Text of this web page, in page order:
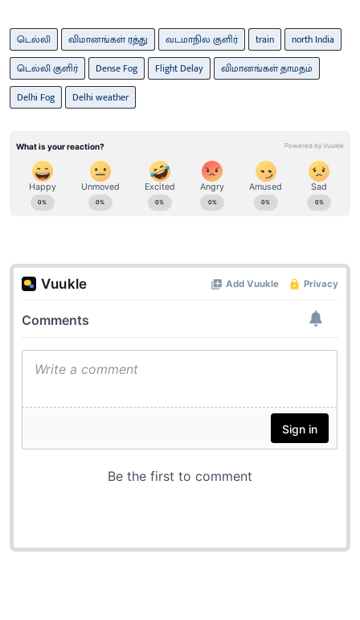
டெல்லி விமானங்கள் ரத்து வடமாநில குளிர் train
north India
டெல்லி குளிர்
Dense Fog Flight Delay
விமானங்கள் தாமதம்
Delhi Fog
Delhi weather